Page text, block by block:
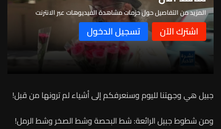
المزيد من التفاصيل حول حزمات مشاهدة الفيديوهات عبر الانترنت
جبيل هي وجهتنا لليوم وسنعرفكم إلى أشياء لم ترونها من قبل!
ومن شطوط جبيل الرائعة: شط البحصة وشط الصخر وشط الرمل!